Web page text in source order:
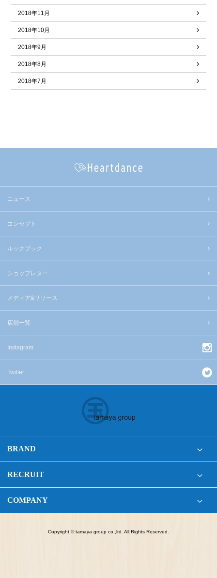
2018年11月
2018年10月
2018年9月
2018年8月
2018年7月
ニュース
コンセプト
ルックブック
ショップレター
メディア&リリース
店舗一覧
Instagram
Twitter
BRAND
RECRUIT
COMPANY
Copyright © tamaya group co.,ltd. All Rights Reserved.